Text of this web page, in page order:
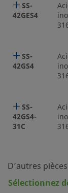
SS-
42GES4
SS-
42GS4
SS-
42GS4-
31C
D’autres
Sélectionnez